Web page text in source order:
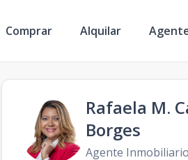
Comprar Alquilar
Rafaela M.
Borges
Agente Inmobiliario